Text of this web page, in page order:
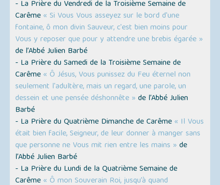
- La Prière du Vendredi de la Troisième Semaine de
Carême « Si Vous Vous asseyez sur le bord d'une
fontaine, ô mon divin Sauveur, c'est bien moins pour
Vous y reposer que pour y attendre une brebis égarée »
de l’Abbé Julien Barbé
- La Prière du Samedi de la Troisième Semaine de
Carême « Ô Jésus, Vous punissez du Feu éternel non
seulement l'adultère, mais un regard, une parole, un
dessein et une pensée déshonnête » de l’Abbé Julien
Barbé
- La Prière du Quatrième Dimanche de Carême « Il Vous
était bien facile, Seigneur, de leur donner à manger sans
que personne ne Vous mit rien entre les mains » de
l’Abbé Julien Barbé
- La Prière du Lundi de la Quatrième Semaine de
Carême « Ô mon Souverain Roi, jusqu’à quand